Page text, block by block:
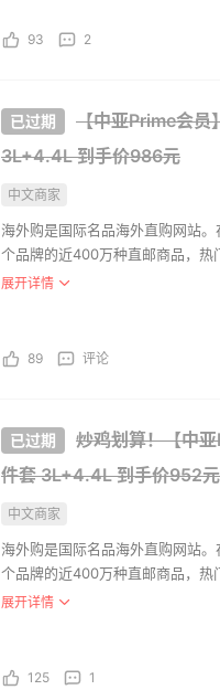
93 2
【中亚Prime会员
3L+4.4L到手价986元
中文商家
海外购是国际名品海外直购网站
个品牌的近400万种直邮商品，热
盖。海外购全中文页面，保持中
展开详情
89 评论
炒鸡划算！【中
件套 3L+4.4L到手价952元
中文商家
海外购是国际名品海外直购网站
个品牌的近400万种直邮商品，热
盖。海外购全中文页面，保持中
展开详情
125 1
$84.15（约
eBay
真空清洁机
$450.49（